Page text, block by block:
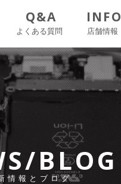
Q&A
よくある質問
INFO
店舗情報
BLOG
情報とブログ